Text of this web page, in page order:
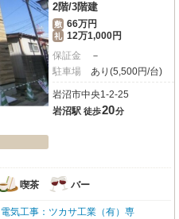
2階/3階建
敷 66万円
礼 12万1,000円
保証金
－
駐車場
あり(5,500円/台)
岩沼市中央1-2-25
岩沼駅 徒歩20分
喫茶 バー
気工事：ツカサ工業（有）専